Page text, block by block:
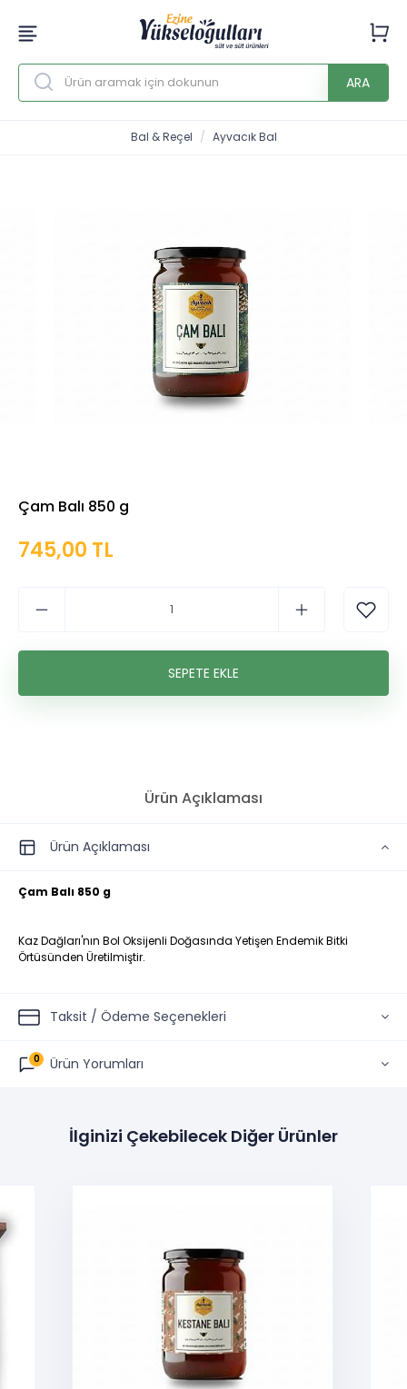
ARA
Bal & Reçel Ayvacık Bal
Çam Balı 850 g
745,00 TL
Ürün Açıklaması
Ürün Açıklaması
Çam Balı 850 g
Kaz Dağları'nın Bol Oksijenli Doğasında Yetişen Endemik Bitki
Örtüsünden Üretilmiştir.
Taksit / Ödeme Seçenekleri
Ürün Yorumları
0
İlginizi Çekebilecek Diğer Ürünler